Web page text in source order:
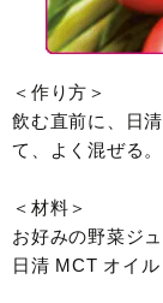
＜作り方＞
飲む直前に、日
て、よく混ぜる。
＜材料＞
お好みの野菜ジ
日清 MCT オイ